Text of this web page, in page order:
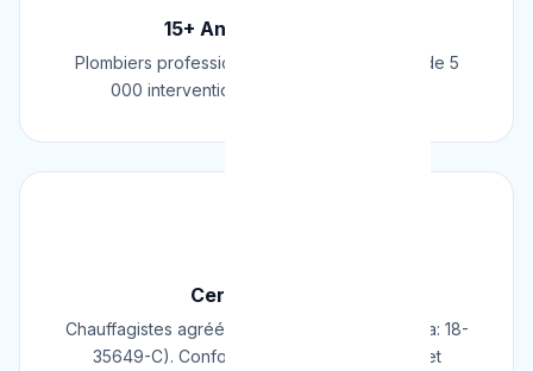
15+ Ans d'Expérience
Plombiers professionnels depuis 2009. Plus de 5
000 interventions réussies en Belgique.
Certifié & Agréé
Chauffagistes agréés Cerga/Cedicol (N° Cerga: 18-
35649-C). Conformes aux normes belges et